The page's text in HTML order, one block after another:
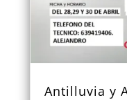
Antilluvia y